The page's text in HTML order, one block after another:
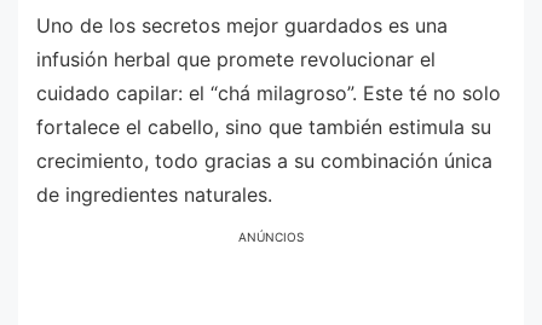
Uno de los secretos mejor guardados es una
infusión herbal que promete revolucionar el
cuidado capilar: el “chá milagroso”. Este té no solo
fortalece el cabello, sino que también estimula su
crecimiento, todo gracias a su combinación única
de ingredientes naturales.
ANÚNCIOS